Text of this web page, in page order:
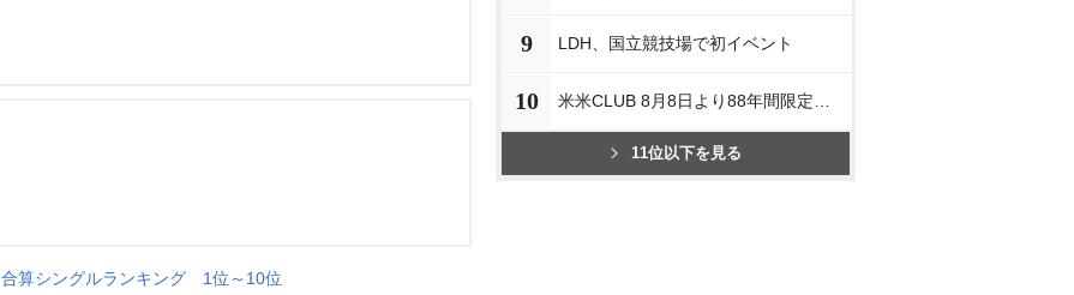
合算シングルランキング 1位～10位
9 LDH、国立競技場で初イベント
10
11位以下を見る